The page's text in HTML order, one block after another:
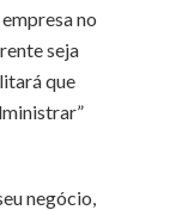
no
seja
que
negócio,